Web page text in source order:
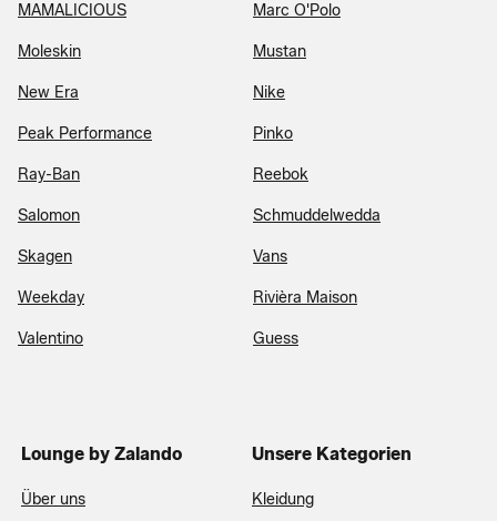
MAMALICIOUS Marc O'Polo
Moleskin Mustan
New Era Nike
Peak Performance Pinko
Ray-Ban Reebok
Salomon Schmuddelwedda
Skagen Vans
Weekday Rivièra Maison
Valentino Guess
Lounge by Zalando
Über uns
Unsere Kategorien
Kleidung